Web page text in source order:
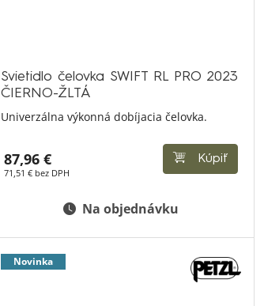
Svietidlo čelovka SWIFT RL PRO 2023
ČIERNO-ŽLTÁ
Univerzálna výkonná dobíjacia čelovka.
87,96 €
71,51 € bez DPH
Kúpiť
Na objednávku
Novinka